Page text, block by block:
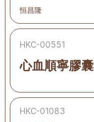
恒昌隆
HKC-00551
心血順寧膠囊
HKC-01083